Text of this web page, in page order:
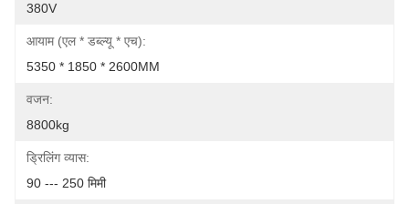
380V
आयाम (एल * डब्ल्यू * एच):
5350 * 1850 * 2600MM
वजन:
8800kg
ड्रिलिंग व्यास:
90 --- 250 मिमी